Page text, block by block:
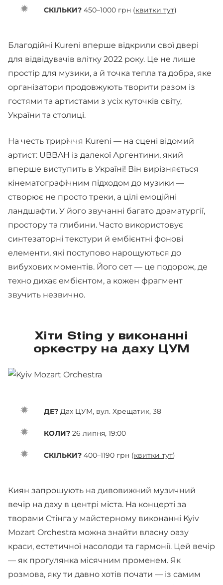
СКІЛЬКИ? 450–1000 грн (квитки тут)
Благодійні Kureni вперше відкрили свої двері
для відвідувачів влітку 2022 року. Це не лише
простір для музики, а й точка тепла та добра, яке
організатори продовжують творити разом із
гостями та артистами з усіх куточків світу,
України та столиці.
На честь триріччя Kureni — на сцені відомий
артист: UBBAH із далекої Аргентини, який
вперше виступить в Україні! Він вирізняється
кінематографічним підходом до музики —
створює не просто треки, а цілі емоційні
ландшафти. У його звучанні багато драматургії,
простору та глибини. Часто використовує
синтезаторні текстури й ембієнтні фонові
елементи, які поступово нарощуються до
вибухових моментів. Його сет — це подорож, де
техно дихає ембієнтом, а кожен фрагмент
звучить незвично.
Хіти Sting у виконанні
оркестру на даху ЦУМ
ДЕ? Дах ЦУМ, вул. Хрещатик, 38
КОЛИ? 26 липня, 19:00
СКІЛЬКИ? 400–1190 грн (квитки тут)
Киян запрошують на дивовижний музичний
вечір на даху в центрі міста. На концерті за
творами Стінга у майстерному виконанні Kyiv
Mozart Orchestra можна знайти власну оазу
краси, естетичної насолоди та гармонії. Цей вечір
— як прогулянка місячним променем. Як
розмова, яку ти давно хотів почати — із самим